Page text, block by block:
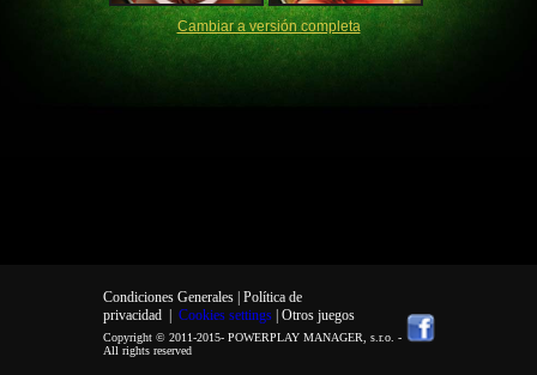
Cambiar a versión completa
Condiciones Generales | Política de
privacidad| Cookies settings | Otros juegos
Copyright © 2011-2015- POWERPLAY MANAGER, s.r.o. -
All rights reserved